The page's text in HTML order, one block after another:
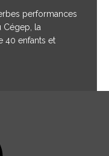
performances
Cégep, la
40 enfants et